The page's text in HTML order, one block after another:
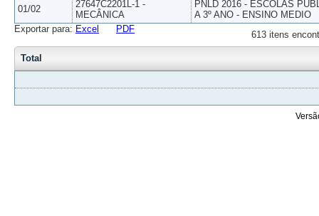
01/02
27647C2201L-1 -
MECÂNICA
PNLD 2016 - ESCOLAS
A 3º ANO - ENSINO MEDIO
613 itens
Exportar para: Excel PDF
Total